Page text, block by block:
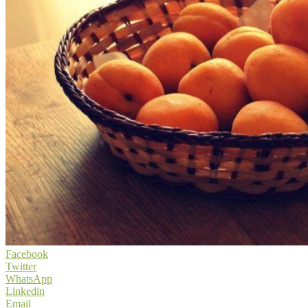
Facebook
Twitter
WhatsApp
Linkedin
Email